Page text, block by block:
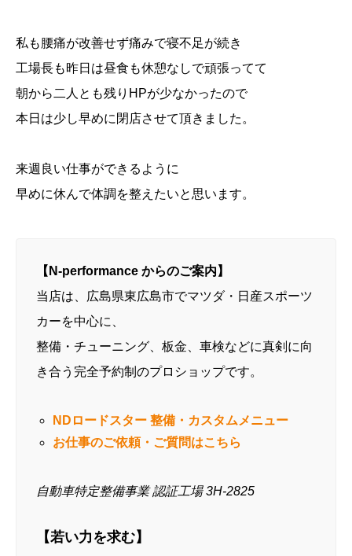
私も腰痛が改善せず痛みで寝不足が続き
工場長も昨日は昼食も休憩なしで頑張ってて
朝から二人とも残りHPが少なかったので
本日は少し早めに閉店させて頂きました。
来週良い仕事ができるように
早めに休んで体調を整えたいと思います。
【N-performance からのご案内】
当店は、広島県東広島市でマツダ・日産スポーツ
カーを中心に、
整備・チューニング、板金、車検などに真剣に向
き合う完全予約制のプロショップです。
NDロードスター 整備・カスタムメニュー
お仕事のご依頼・ご質問はこちら
自動車特定整備事業 認証工場 3H-2825
【若い力を求む】